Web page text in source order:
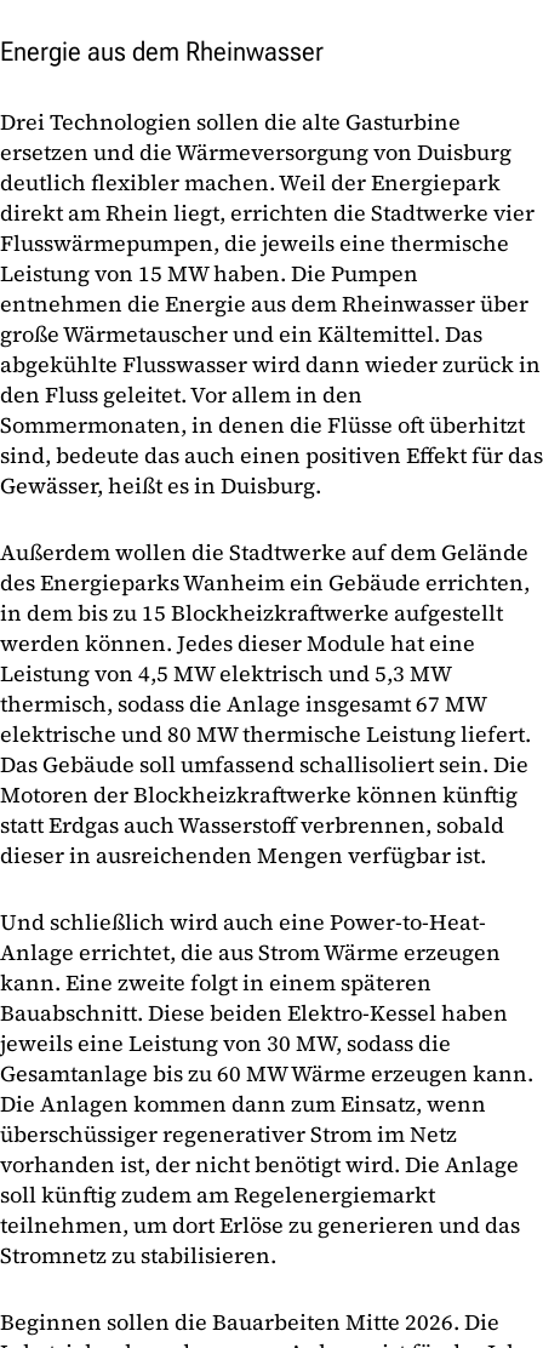
Energie aus dem Rheinwasser
Drei Technologien sollen die alte Gasturbine
ersetzen und die Wärmeversorgung von Duisburg
deutlich flexibler machen. Weil der Energiepark
direkt am Rhein liegt, errichten die Stadtwerke vier
Flusswärmepumpen, die jeweils eine thermische
Leistung von 15 MW haben. Die Pumpen
entnehmen die Energie aus dem Rheinwasser über
große Wärmetauscher und ein Kältemittel. Das
abgekühlte Flusswasser wird dann wieder zurück in
den Fluss geleitet. Vor allem in den
Sommermonaten, in denen die Flüsse oft überhitzt
sind, bedeute das auch einen positiven Effekt für das
Gewässer, heißt es in Duisburg.
Außerdem wollen die Stadtwerke auf dem Gelände
des Energieparks Wanheim ein Gebäude errichten,
in dem bis zu 15 Blockheizkraftwerke aufgestellt
werden können. Jedes dieser Module hat eine
Leistung von 4,5 MW elektrisch und 5,3 MW
thermisch, sodass die Anlage insgesamt 67 MW
elektrische und 80 MW thermische Leistung liefert.
Das Gebäude soll umfassend schallisoliert sein. Die
Motoren der Blockheizkraftwerke können künftig
statt Erdgas auch Wasserstoff verbrennen, sobald
dieser in ausreichenden Mengen verfügbar ist.
Und schließlich wird auch eine Power-to-Heat-
Anlage errichtet, die aus Strom Wärme erzeugen
kann. Eine zweite folgt in einem späteren
Bauabschnitt. Diese beiden Elektro-Kessel haben
jeweils eine Leistung von 30 MW, sodass die
Gesamtanlage bis zu 60 MW Wärme erzeugen kann.
Die Anlagen kommen dann zum Einsatz, wenn
überschüssiger regenerativer Strom im Netz
vorhanden ist, der nicht benötigt wird. Die Anlage
soll künftig zudem am Regelenergiemarkt
teilnehmen, um dort Erlöse zu generieren und das
Stromnetz zu stabilisieren.
Beginnen sollen die Bauarbeiten Mitte 2026. Die